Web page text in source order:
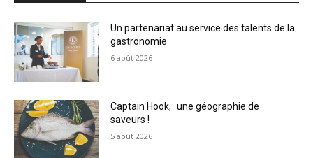
Un partenariat au service des talents de la
gastronomie
6 août 2026
Captain Hook, une géographie de
saveurs !
5 août 2026